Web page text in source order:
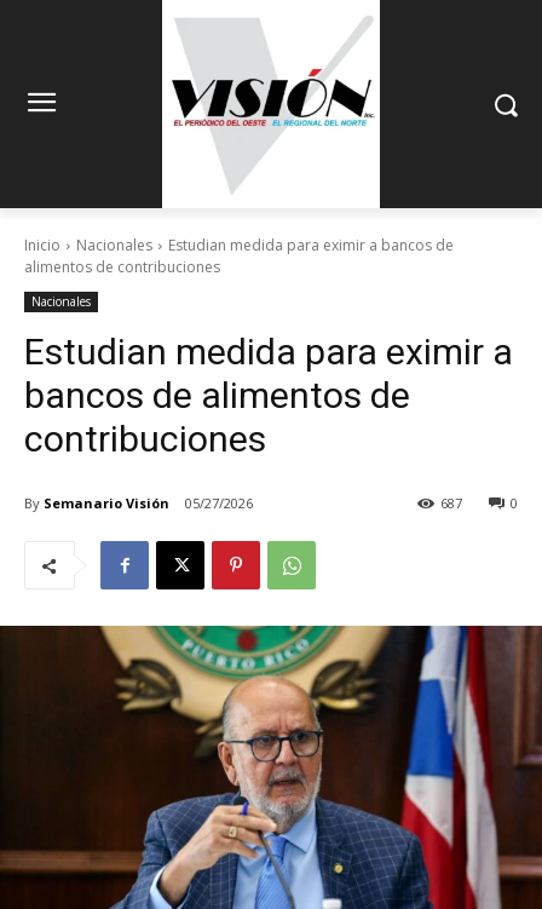
Inicio Nacionales
Estudian medida para eximir a bancos de
alimentos de contribuciones
Nacionales
Estudian medida para eximir a
bancos de alimentos de
contribuciones
By Semanario Visión 05/27/2026 0
687